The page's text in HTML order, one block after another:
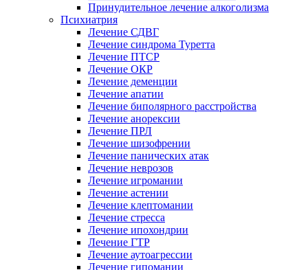
Принудительное лечение алкоголизма
Психиатрия
Лечение СДВГ
Лечение синдрома Туретта
Лечение ПТСР
Лечение ОКР
Лечение деменции
Лечение апатии
Лечение биполярного расстройства
Лечение анорексии
Лечение ПРЛ
Лечение шизофрении
Лечение панических атак
Лечение неврозов
Лечение игромании
Лечение астении
Лечение клептомании
Лечение стресса
Лечение ипохондрии
Лечение ГТР
Лечение аутоагрессии
Лечение гипомании